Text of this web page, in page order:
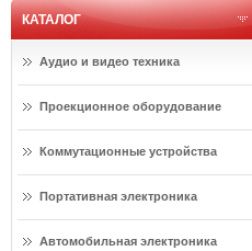
КАТАЛОГ
Аудио и видео техника
Проекционное оборудование
Коммутационные устройства
Портативная электроника
Автомобильная электроника